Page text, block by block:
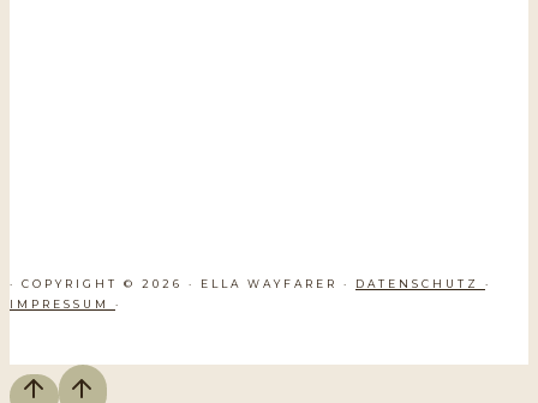
· COPYRIGHT © 2026 · ELLA WAYFARER · DATENSCHUTZ ·
IMPRESSUM ·